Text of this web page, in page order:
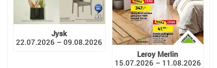
Jysk
22.07.2026 – 09.08.2026
Leroy Merlin
15.07.2026 – 11.08.2026